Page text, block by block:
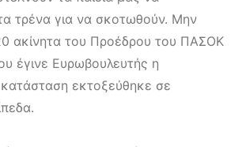
τρένα για να σκοτωθούν. Μην
ακίνητα του Προέδρου του ΠΑΣΟΚ
έγινε Ευρωβουλευτής η
εκτοξεύθηκε σε